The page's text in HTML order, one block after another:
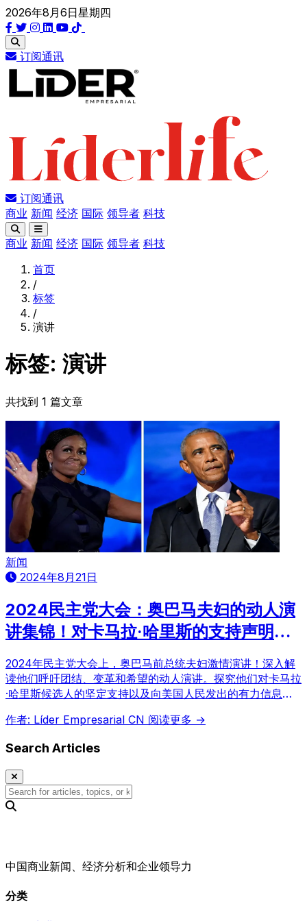
2026年8月6日星期四
订阅通讯
订阅通讯
商业 新闻 经济 国际 领导者 科技
商业 新闻 经济 国际 领导者 科技
首页
/
标签
/
演讲
标签: 演讲
共找到 1 篇文章
新闻
2024年8月21日
2024民主党大会：奥巴马夫妇的动人演
讲集锦！对卡马拉·哈里斯的支持声明及
希望的信息
2024年民主党大会上，奥巴马前总统夫妇激情演讲！深入解
读他们呼吁团结、变革和希望的动人演讲。探究他们对卡马拉
·哈里斯候选人的坚定支持以及向美国人民发出的有力信息。
作者: Líder Empresarial CN 阅读更多 →
Search Articles
中国商业新闻、经济分析和企业领导力
分类